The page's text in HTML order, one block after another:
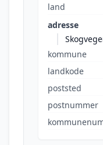
land
adresse
kommune
landkode
poststed
postnummer